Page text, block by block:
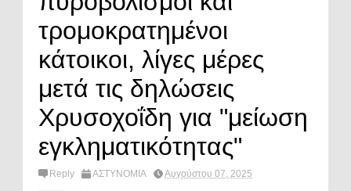
τρομοκρατημένοι
κάτοικοι, λίγες μέρες
μετά τις δηλώσεις
Χρυσοχοΐδη για "μείωση
εγκληματικότητας"
Reply ΑΣΤΥΝΟΜΙΑ Αυγούστου 07, 2025